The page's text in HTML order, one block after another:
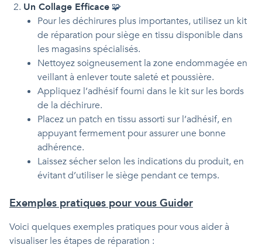
Un Collage Efficace 🧩
Pour les déchirures plus importantes, utilisez un kit
de réparation pour siège en tissu disponible dans
les magasins spécialisés.
Nettoyez soigneusement la zone endommagée en
veillant à enlever toute saleté et poussière.
Appliquez l’adhésif fourni dans le kit sur les bords
de la déchirure.
Placez un patch en tissu assorti sur l’adhésif, en
appuyant fermement pour assurer une bonne
adhérence.
Laissez sécher selon les indications du produit, en
évitant d’utiliser le siège pendant ce temps.
Exemples pratiques pour vous Guider
Voici quelques exemples pratiques pour vous aider à
visualiser les étapes de réparation :